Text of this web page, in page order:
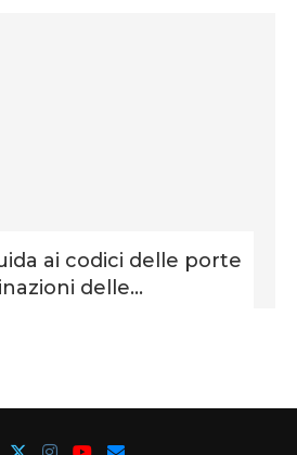
ai codici delle porte
delle...